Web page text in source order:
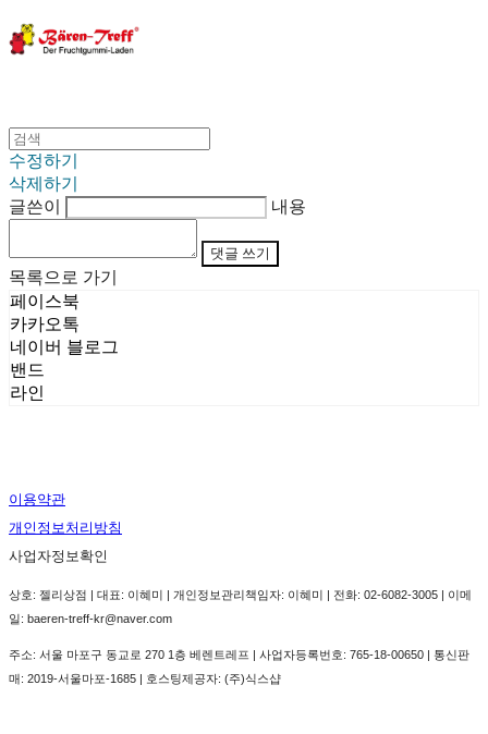
수정하기
삭제하기
글쓴이
내용
댓글 쓰기
목록으로 가기
페이스북
카카오톡
네이버 블로그
밴드
라인
이용약관
개인정보처리방침
사업자정보확인
상호: 젤리상점 | 대표: 이혜미 | 개인정보관리책임자: 이혜미 | 전화: 02-6082-3005 | 이메
일: baeren-treff-kr@naver.com
주소: 서울 마포구 동교로 270 1층 베렌트레프 | 사업자등록번호: 765-18-00650 | 통신판
매: 2019-서울마포-1685 | 호스팅제공자: (주)식스샵